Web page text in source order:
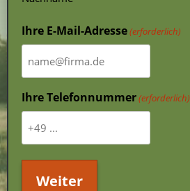
Ihre E-Mail-Adresse(erforderlich)
Ihre Telefonnummer(erforderlich)